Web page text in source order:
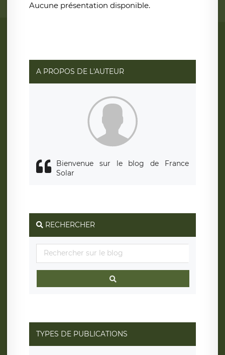
Aucune présentation disponible.
A PROPOS DE L'AUTEUR
Bienvenue sur le blog de France
Solar
RECHERCHER
TYPES DE PUBLICATIONS